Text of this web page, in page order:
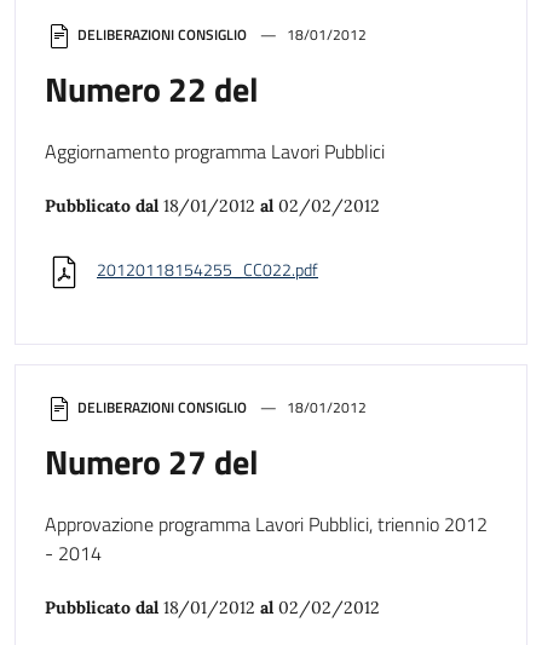
DELIBERAZIONI CONSIGLIO 18/01/2012
Numero 27 del
Approvazione programma Lavori Pubblici, triennio 2012
- 2014
Pubblicato dal 18/01/2012 al 02/02/2012
DELIBERAZIONI CONSIGLIO 18/01/2012
Numero 22 del
Aggiornamento programma Lavori Pubblici
Pubblicato dal 18/01/2012 al 02/02/2012
20120118154255_CC022.pdf